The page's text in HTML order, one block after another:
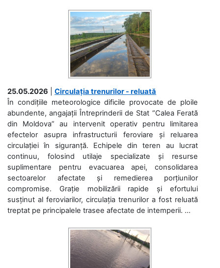
25.05.2026
Circulația trenurilor - reluată
În condițiile meteorologice dificile provocate de ploile
abundente, angajații Întreprinderii de Stat “Calea Ferată
din Moldova” au intervenit operativ pentru limitarea
efectelor asupra infrastructurii feroviare și reluarea
circulației în siguranță. Echipele din teren au lucrat
continuu, folosind utilaje specializate și resurse
suplimentare pentru evacuarea apei, consolidarea
sectoarelor afectate și remedierea porțiunilor
compromise. Grație mobilizării rapide și efortului
susținut al feroviarilor, circulația trenurilor a fost reluată
treptat pe principalele trasee afectate de intemperii. ...